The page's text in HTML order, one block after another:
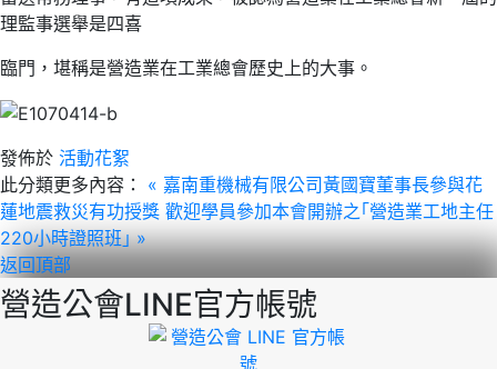
理監事選舉是四喜
臨門，堪稱是營造業在工業總會歷史上的大事。
發佈於 活動花絮
此分類更多內容：
« 嘉南重機械有限公司黃國寶董事長參與花
蓮地震救災有功授獎 歡迎學員參加本會開辦之｢營造業工地主任
220小時證照班｣ »
返回頂部
營造公會LINE官方帳號